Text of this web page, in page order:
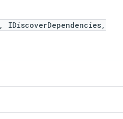
, IDiscoverDependencies,